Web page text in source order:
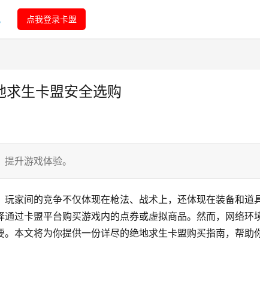
点我登录卡盟
求生卡盟安全选购
升游戏体验。
家间的竞争不仅体现在枪法、战术上，还体现在装备和道
过卡盟平台购买游戏内的点券或虚拟商品。然而，网络环
本文将为你提供一份详尽的绝地求生卡盟购买指南，帮助